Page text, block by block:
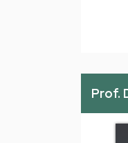
Prof.